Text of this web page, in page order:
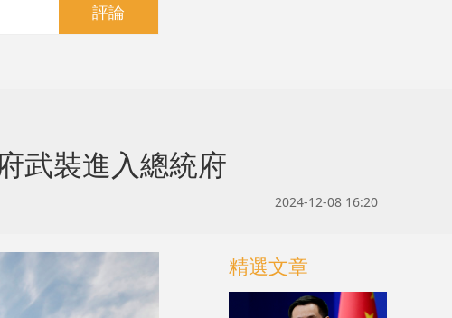
評論
武裝進入總統府
2024-12-08 16:20
精選文章